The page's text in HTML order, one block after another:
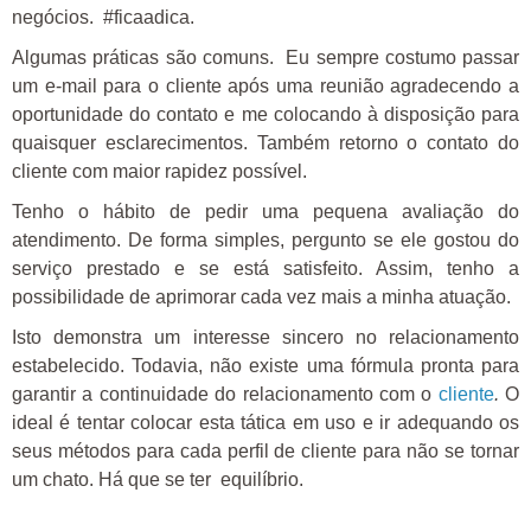
negócios. #ficaadica.
Algumas práticas são comuns. Eu sempre costumo passar
um e-mail para o cliente após uma reunião agradecendo a
oportunidade do contato e me colocando à disposição para
quaisquer esclarecimentos. Também retorno o contato do
cliente com maior rapidez possível.
Tenho o hábito de pedir uma pequena avaliação do
atendimento. De forma simples, pergunto se ele gostou do
serviço prestado e se está satisfeito. Assim, tenho a
possibilidade de aprimorar cada vez mais a minha atuação.
Isto demonstra um interesse sincero no relacionamento
estabelecido. Todavia, não existe uma fórmula pronta para
garantir a continuidade do relacionamento com o cliente. O
ideal é tentar colocar esta tática em uso e ir adequando os
seus métodos para cada perfil de cliente para não se tornar
um chato. Há que se ter equilíbrio.